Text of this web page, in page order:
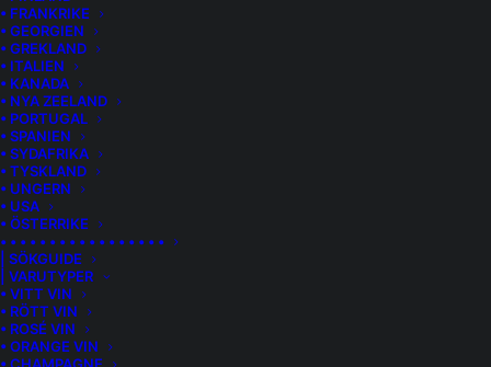
• FRANKRIKE
• GEORGIEN
• GREKLAND
• ITALIEN
• KANADA
• NYA ZEELAND
• PORTUGAL
• SPANIEN
• SYDAFRIKA
• TYSKLAND
• UNGERN
• USA
• ÖSTERRIKE
• • • • • • • • • • • • • • • • •
| SÖKGUIDE
| VARUTYPER
• VITT VIN
• RÖTT VIN
• ROSÉ VIN
• ORANGE VIN